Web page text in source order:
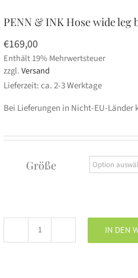
PENN & INK Hose wide leg
€169,00
Enthält 19% Mehrwertsteuer
zzgl.Versand
Lieferzeit: ca. 2-3 Werktage
Bei Lieferungen in Nicht-EU-Länder
Größe
PENN
IN DEN